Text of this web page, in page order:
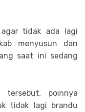
agar tidak ada lagi
menyusun dan
saat ini sedang
tersebut, poinnya
tidak lagi brandu